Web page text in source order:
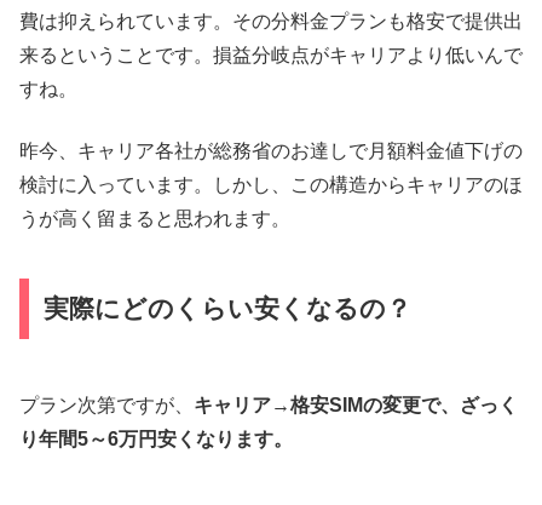
費は抑えられています。その分料金プランも格安で提供出
来るということです。損益分岐点がキャリアより低いんで
すね。
昨今、キャリア各社が総務省のお達しで月額料金値下げの
検討に入っています。しかし、この構造からキャリアのほ
うが高く留まると思われます。
実際にどのくらい安くなるの？
プラン次第ですが、 キャリア→格安SIMの変更で、ざっく
り年間5～6万円安くなります。